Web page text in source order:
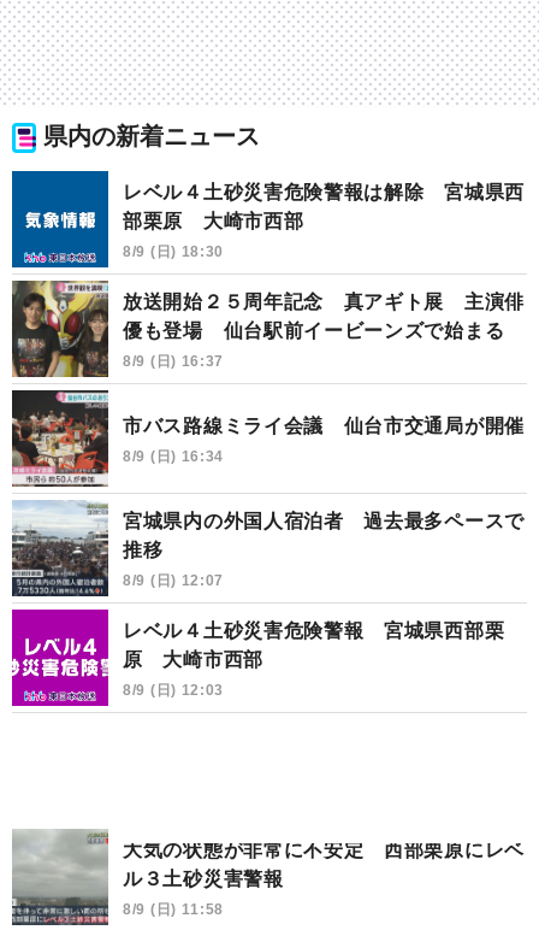
県内の新着ニュース
レベル４土砂災害危険警報は解除 宮城県西
部栗原 大崎市西部
8/9 (日) 18:30
放送開始２５周年記念 真アギト展 主演俳
優も登場 仙台駅前イービーンズで始まる
8/9 (日) 16:37
市バス路線ミライ会議 仙台市交通局が開催
8/9 (日) 16:34
宮城県内の外国人宿泊者 過去最多ペースで
推移
8/9 (日) 12:07
レベル４土砂災害危険警報 宮城県西部栗
原 大崎市西部
8/9 (日) 12:03
大気の状態が非常に不安定 西部栗原にレベ
ル３土砂災害警報
8/9 (日) 11:58